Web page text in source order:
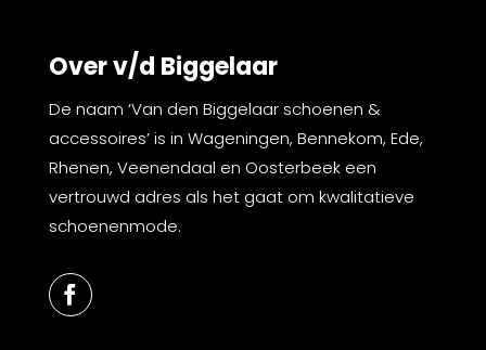
Over v/d Biggelaar
De naam ‘Van den Biggelaar schoenen &
accessoires’ is in Wageningen, Bennekom, Ede,
Rhenen, Veenendaal en Oosterbeek een
vertrouwd adres als het gaat om kwalitatieve
schoenenmode.